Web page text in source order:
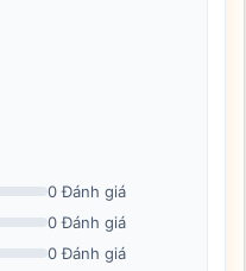
0 Đánh giá
0 Đánh giá
0 Đánh giá